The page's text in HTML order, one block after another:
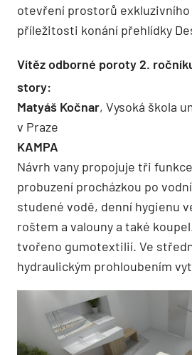
otevření prostorů
příležitosti konání přehlídky
Vítěz odborné poroty 2.
story:
Matyáš Kočnar, Vysoká škola
v Praze
KAMPA
Návrh vany propojuje tři
probuzení procházkou po
studené vodě, denní hygienu
roštem a valouny a také
tvořeno gumotextilií. Ve
hydraulickým prohloubením